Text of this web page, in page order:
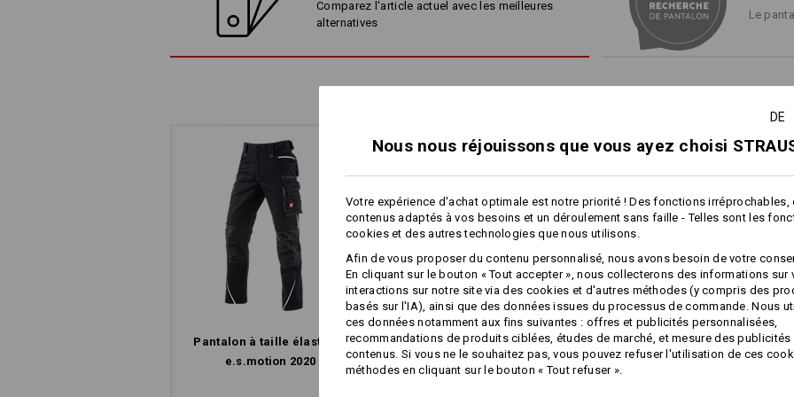
Jambe droite : Poche pour
en CORDURA ®
Jambe gauche : Poche cargo
fermeture autoagrippante, un
et une poche pour mètre
Aérations avec des
l’arrière
Commandez également dese.s.
Ergonomicetdes pochettes
Tissu extérieur 65% Polyester / 35%
Conseils d'entretien :
Lavage en machine à 60 °C
Séchage en machine
Nettoyage à sec au
plus
particulièrement sollicitées,
triples couturessolides
résistent parfaitement même
PANTALON DE TRAVAIL AVEC UNE
TOUCHE DÉCONTRACTÉE
Et ce à double titre. Les zip de couleur contrastée sur l’arrière de la
zone des cuisses sont non seulement cool, mais ils assurent aussi
un grand confort : ils évacuent la chaleur accumulée et laissent l’air
frais pénétrer à l’intérieur, très vite et de manière très flexible. Pour un
bon climat, même pour les tâches qui font transpirer.
1 / 2
1 /
Comparez l'article actuel avec les meilleures
alternatives
Le
Pantalon à taille élastique
e.s.​motion 2020
Pantalon taille él.​d’hiver e.s.​
motion 2020, hommes
Pantalon à taille élastique
e.s.​prestige
DE
Nous nous réjouissons que vous ayez choisi
Votre expérience d'achat optimale est notre priorité ! Des fonctions irréprochables,
contenus adaptés à vos besoins et un déroulement sans faille - Telles sont les
cookies et des autres technologies que nous utilisons.
Afin de vous proposer du contenu personnalisé, nous avons besoin de votre
En cliquant sur le bouton « Tout accepter », nous collecterons des informations sur
interactions sur notre site via des cookies et d'autres méthodes (y compris des
basés sur l'IA), ainsi que des données issues du processus de commande. Nous
ces données notamment aux fins suivantes : offres et publicités personnalisées,
recommandations de produits ciblées, études de marché, et mesure des publicités
contenus. Si vous ne le souhaitez pas, vous pouvez refuser l'utilisation de ces
méthodes en cliquant sur le bouton « Tout refuser ».